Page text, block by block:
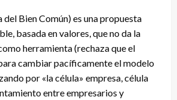
del Bien Común) es una propuesta
basada en valores, que no da la
herramienta (rechaza que el
cambiar pacíficamente el modelo
por «la célula» empresa, célula
entre empresarios y